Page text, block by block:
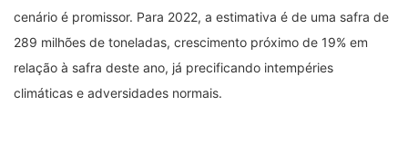
cenário é promissor. Para 2022, a estimativa é de uma safra de
289 milhões de toneladas, crescimento próximo de 19% em
relação à safra deste ano, já precificando intempéries
climáticas e adversidades normais.